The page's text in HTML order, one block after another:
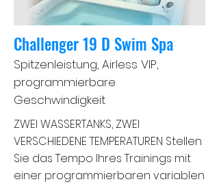
Challenger 19 D Swim Spa
Spitzenleistung, Airless VIP,
programmierbare
Geschwindigkeit
ZWEI WASSERTANKS, ZWEI
VERSCHIEDENE TEMPERATUREN Stellen
Sie das Tempo Ihres Trainings mit
einer programmierbaren variablen